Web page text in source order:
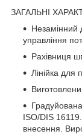
ЗАГАЛЬНІ
Незамінний
управління
Рахівниця
Лінійка для
ISO/DIS
внесення.